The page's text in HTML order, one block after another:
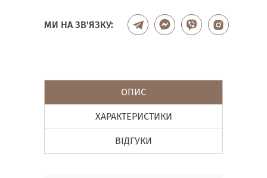
МИ НА ЗВ'ЯЗКУ:
ОПИС
ХАРАКТЕРИСТИКИ
ВІДГУКИ